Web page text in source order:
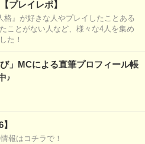
プレイレポ】
格』が好きな人やプレイしたことある
ことがない人など、様々な4人を集め
た！
び」MCによる直筆プロフィール帳
♪
報はコチラで！